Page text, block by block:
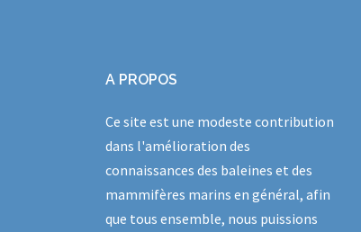
A PROPOS
Ce site est une modeste contribution
dans l'amélioration des
connaissances des baleines et des
mammifères marins en général, afin
que tous ensemble, nous puissions